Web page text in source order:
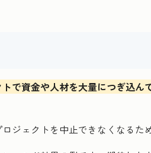
で資金や人材を大量につぎ込ん
ジェクトを中止できなくなるた